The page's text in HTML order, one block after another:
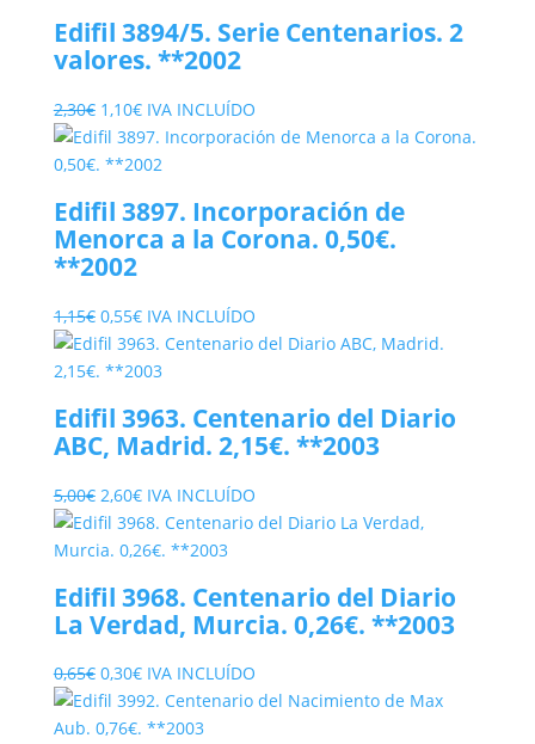
era:
0,60€.
es:
0,30€.
Edifil 3894/5. Serie Centenarios. 2
valores. **2002
2,30€ El
precio
original
2,30€.
1,10€El
precio
actual
1,10€.
IVA INCLUÍDO
Edifil 3897. Incorporación de
Menorca a la Corona. 0,50€.
**2002
1,15€ El
precio
original
1,15€.
0,55€El
precio
actual
0,55€.
IVA INCLUÍDO
Edifil 3963. Centenario del Diario
ABC, Madrid. 2,15€. **2003
5,00€ El
precio
original
5,00€.
2,60€El
precio
actual
2,60€.
IVA INCLUÍDO
Edifil 3968. Centenario del Diario
La Verdad, Murcia. 0,26€. **2003
0,65€ El
precio
original
0,30€El
precio
actual
IVA INCLUÍDO